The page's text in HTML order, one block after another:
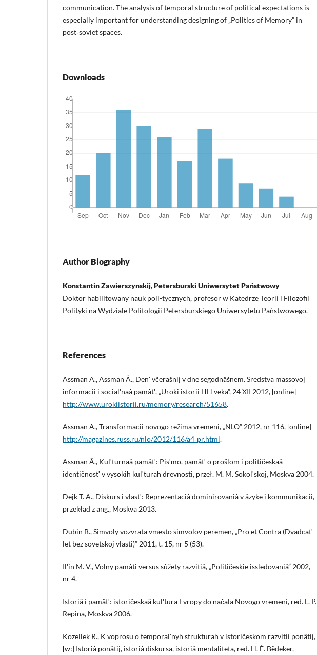
communication. The analysis of temporal structure of political expectations is
especially important for understanding designing of „Politics of Memory” in
post‑soviet spaces.
Downloads
Author Biography
Konstantin Zawierszynskij, Petersburski Uniwersytet Państwowy
Doktor habilitowany nauk poli-tycznych, profesor w Katedrze Teorii i Filozofii
Polityki na Wydziale Politologii Petersburskiego Uniwersytetu Państwowego.
References
Assman A., Assman Â., Denʹ včerašnij v dne segodnâšnem. Sredstva massovoj
informacii i socialʹnaâ pamâtʹ, „Uroki istorii HH veka”, 24 XII 2012, [online]
http://www.urokiistorii.ru/memory/research/51658.
Assman A., Transformacii novogo režima vremeni, „NLO” 2012, nr 116, [online]
http://magazines.russ.ru/nlo/2012/116/a4‑pr.html.
Assman Â., Kulʹturnaâ pamâtʹ: Pisʹmo, pamâtʹ o prošlom i političeskaâ
identičnostʹ v vysokih kulʹturah drevnosti, przeł. M. M. Sokolʹskoj, Moskva 2004.
Dejk T. A., Diskurs i vlastʹ: Reprezentaciâ dominirovaniâ v âzyke i kommunikacii,
przekład z ang., Moskva 2013.
Dubin B., Simvoly vozvrata vmesto simvolov peremen, „Pro et Contra (Dvadcatʹ
let bez sovetskoj vlasti)” 2011, t. 15, nr 5 (53).
Ilʹin M. V., Volny pamâti versus sûžety razvitiâ, „Političeskie issledovaniâ” 2002,
nr 4.
Istoriâ i pamâtʹ: istoričeskaâ kulʹtura Evropy do načala Novogo vremeni, red. L. P.
Repina, Moskva 2006.
Kozellek R., K voprosu o temporalʹnyh strukturah v istoričeskom razvitii ponâtij,
[w:] Istoriâ ponâtij, istoriâ diskursa, istoriâ mentaliteta, red. H. È. Bëdeker,